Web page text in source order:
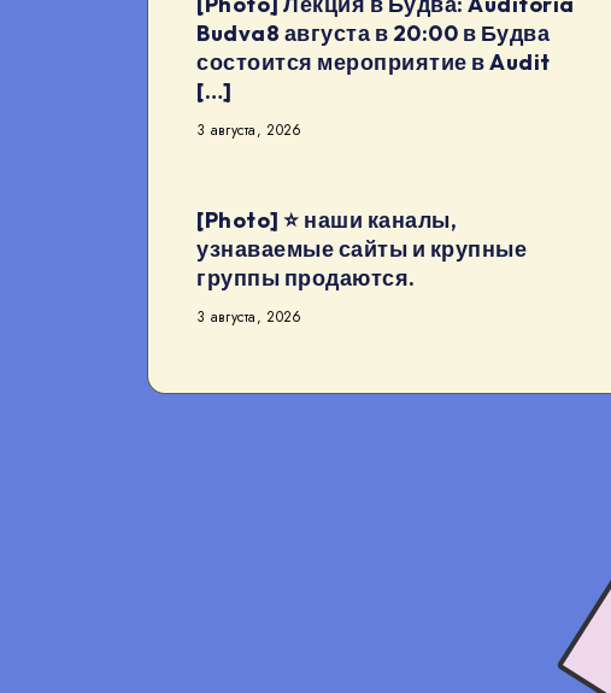
Budva8 августа в 20:00 в Будва
состоится мероприятие в Audit
[…]
3 августа, 2026
[Photo] ⭐️ наши каналы,
узнаваемые сайты и крупные
группы продаются.
3 августа, 2026